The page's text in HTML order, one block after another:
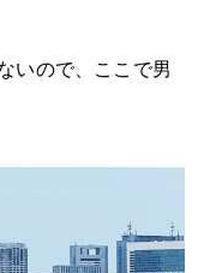
いので、ここで男